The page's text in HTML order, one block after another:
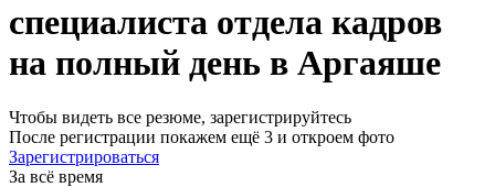
специалиста отдела кадров
на полный день в Аргаяше
Чтобы видеть все резюме, зарегистрируйтесь
После регистрации покажем ещё 3 и откроем фото
Зарегистрироваться
За всё время